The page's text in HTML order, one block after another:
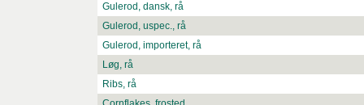
Gulerod, dansk, rå
Gulerod, uspec., rå
Gulerod, importeret, rå
Løg, rå
Ribs, rå